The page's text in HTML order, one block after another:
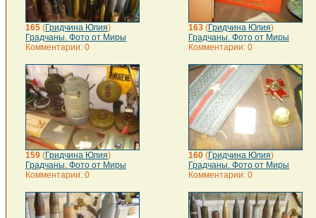
165 (Гридчина Юлия)
Градчаны. Фото от Миры
Комментарии: 0
163 (Гридчина Юлия)
Градчаны. Фото от Миры
Комментарии: 0
159 (Гридчина Юлия)
Градчаны. Фото от Миры
Комментарии: 0
160 (Гридчина Юлия)
Градчаны. Фото от Миры
Комментарии: 0